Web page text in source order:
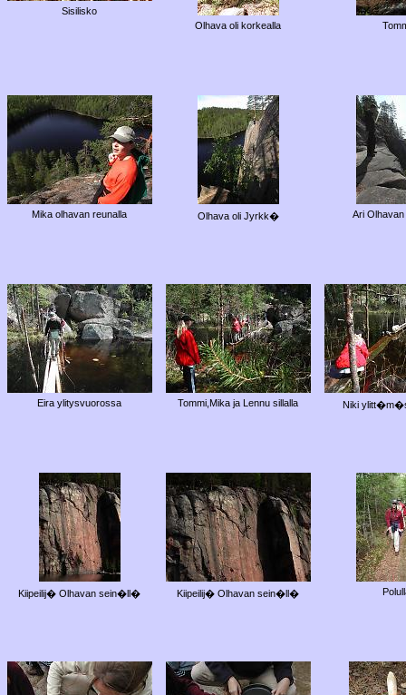
Sisilisko
Olhava oli korkealla
Mika olhavan reunalla Olhava oli Jyrkk� Ari Olhavan
Eira ylitysvuorossa Tommi,Mika ja Lennu sillalla Niki
Kiipeilij� Olhavan sein�ll� Kiipeilij� Olhavan sein�ll�